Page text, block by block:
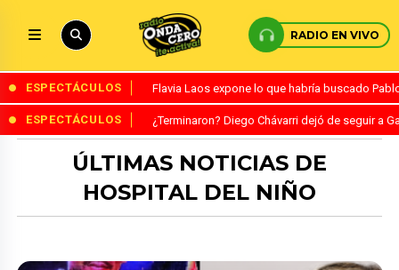
RADIO EN VIVO
ESPECTÁCULOS Flavia Laos expone lo que habría buscado
ESPECTÁCULOS ¿Terminaron? Diego Chávarri dejó de seguir a
ÚLTIMAS NOTICIAS DE
HOSPITAL DEL NIÑO